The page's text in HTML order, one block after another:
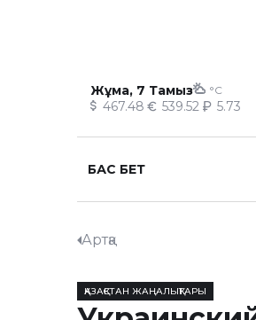
Жұма, 7 Тамыз °C
467.48 539.52 5.73
БАС БЕТ
Артқа
ҚАЗАҚСТАН ЖАҢАЛЫҚТАРЫ